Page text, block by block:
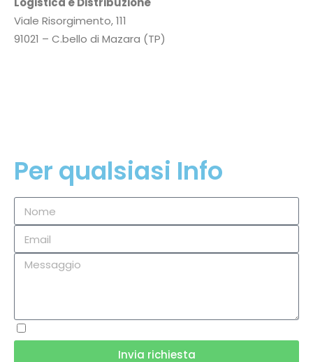
Viale Risorgimento, 111
91021 – C.bello di Mazara (TP)
Per qualsiasi Info
Invia richiesta